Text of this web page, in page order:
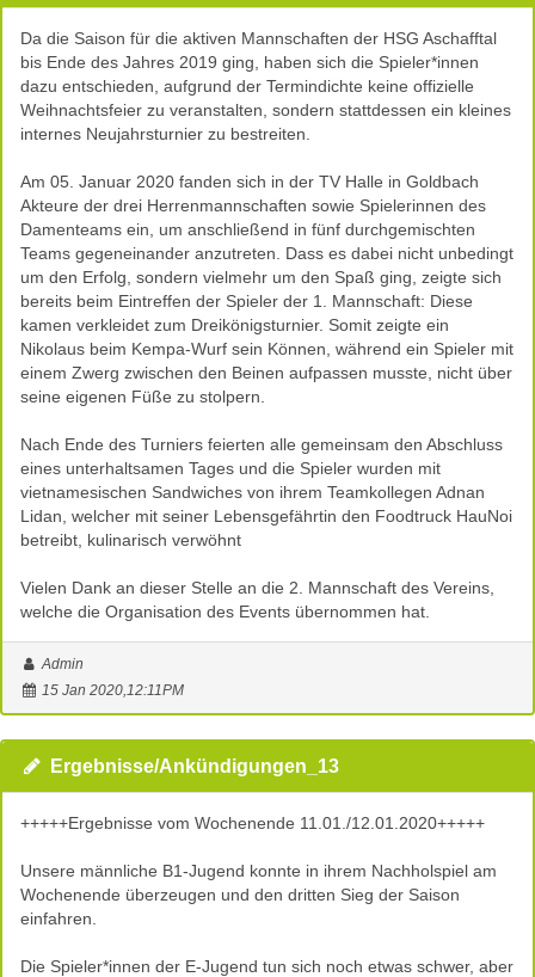
Da die Saison für die aktiven Mannschaften der HSG Aschafftal
bis Ende des Jahres 2019 ging, haben sich die Spieler*innen
dazu entschieden, aufgrund der Termindichte keine offizielle
Weihnachtsfeier zu veranstalten, sondern stattdessen ein kleines
internes Neujahrsturnier zu bestreiten.
Am 05. Januar 2020 fanden sich in der TV Halle in Goldbach
Akteure der drei Herrenmannschaften sowie Spielerinnen des
Damenteams ein, um anschließend in fünf durchgemischten
Teams gegeneinander anzutreten. Dass es dabei nicht unbedingt
um den Erfolg, sondern vielmehr um den Spaß ging, zeigte sich
bereits beim Eintreffen der Spieler der 1. Mannschaft: Diese
kamen verkleidet zum Dreikönigsturnier. Somit zeigte ein
Nikolaus beim Kempa-Wurf sein Können, während ein Spieler mit
einem Zwerg zwischen den Beinen aufpassen musste, nicht über
seine eigenen Füße zu stolpern.
Nach Ende des Turniers feierten alle gemeinsam den Abschluss
eines unterhaltsamen Tages und die Spieler wurden mit
vietnamesischen Sandwiches von ihrem Teamkollegen Adnan
Lidan, welcher mit seiner Lebensgefährtin den Foodtruck HauNoi
betreibt, kulinarisch verwöhnt
Vielen Dank an dieser Stelle an die 2. Mannschaft des Vereins,
welche die Organisation des Events übernommen hat.
Admin
15 Jan 2020,12:11PM
Ergebnisse/Ankündigungen_13
+++++Ergebnisse vom Wochenende 11.01./12.01.2020+++++
Unsere männliche B1-Jugend konnte in ihrem Nachholspiel am
Wochenende überzeugen und den dritten Sieg der Saison
einfahren.
Die Spieler*innen der E-Jugend tun sich noch etwas schwer, aber